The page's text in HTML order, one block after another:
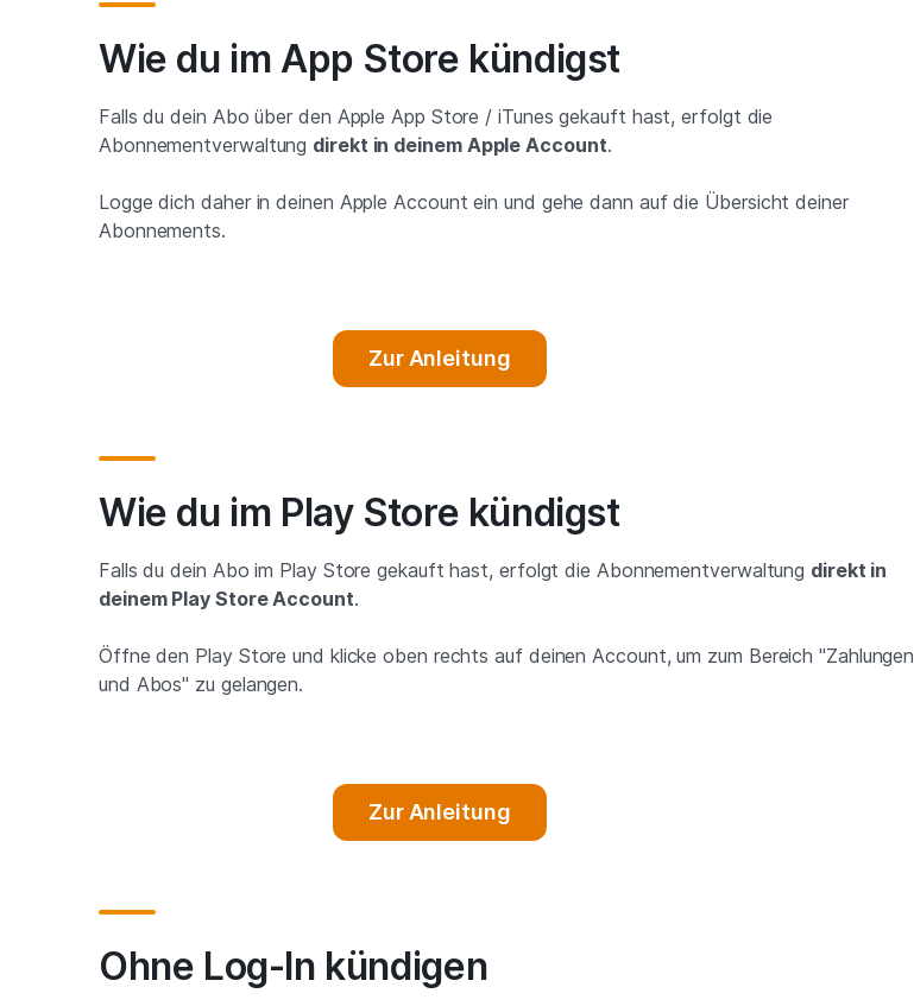
Wie du im App Store kündigst
Falls du dein Abo über den Apple App Store / iTunes gekauft hast, erfolgt die
Abonnementverwaltung direkt in deinem Apple Account.
Logge dich daher in deinen Apple Account ein und gehe dann auf die Übersicht deiner
Abonnements.
Zur Anleitung
Wie du im Play Store kündigst
Falls du dein Abo im Play Store gekauft hast, erfolgt die Abonnementverwaltung direkt in
deinem Play Store Account.
Öffne den Play Store und klicke oben rechts auf deinen Account, um zum Bereich "Zahlungen
und Abos" zu gelangen.
Zur Anleitung
Ohne Log-In kündigen